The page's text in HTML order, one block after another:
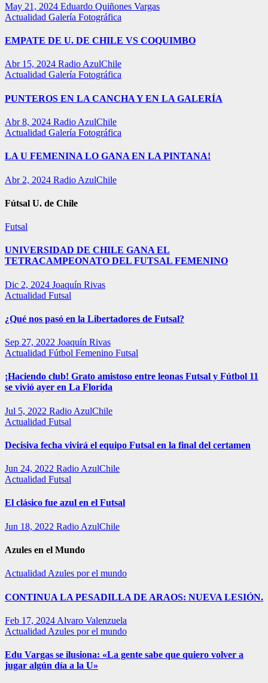
May 21, 2024 Eduardo Quiñones Vargas
Actualidad Galería Fotográfica
EMPATE DE U. DE CHILE VS COQUIMBO
Abr 15, 2024 Radio AzulChile
Actualidad Galería Fotográfica
PUNTEROS EN LA CANCHA Y EN LA GALERÍA
Abr 8, 2024 Radio AzulChile
Actualidad Galería Fotográfica
LA U FEMENINA LO GANA EN LA PINTANA!
Abr 2, 2024 Radio AzulChile
Fútsal U. de Chile
Futsal
UNIVERSIDAD DE CHILE GANA EL
TETRACAMPEONATO DEL FUTSAL FEMENINO
Dic 2, 2024 Joaquín Rivas
Actualidad Futsal
¿Qué nos pasó en la Libertadores de Futsal?
Sep 27, 2022 Joaquín Rivas
Actualidad Fútbol Femenino Futsal
¡Haciendo club! Grato amistoso entre leonas Futsal y Fútbol 11
se vivió ayer en La Florida
Jul 5, 2022 Radio AzulChile
Actualidad Futsal
Decisiva fecha vivirá el equipo Futsal en la final del certamen
Jun 24, 2022 Radio AzulChile
Actualidad Futsal
El clásico fue azul en el Futsal
Jun 18, 2022 Radio AzulChile
Azules en el Mundo
Actualidad Azules por el mundo
CONTINUA LA PESADILLA DE ARAOS: NUEVA LESIÓN.
Feb 17, 2024 Alvaro Valenzuela
Actualidad Azules por el mundo
Edu Vargas se ilusiona: «La gente sabe que quiero volver a
jugar algún día a la U»